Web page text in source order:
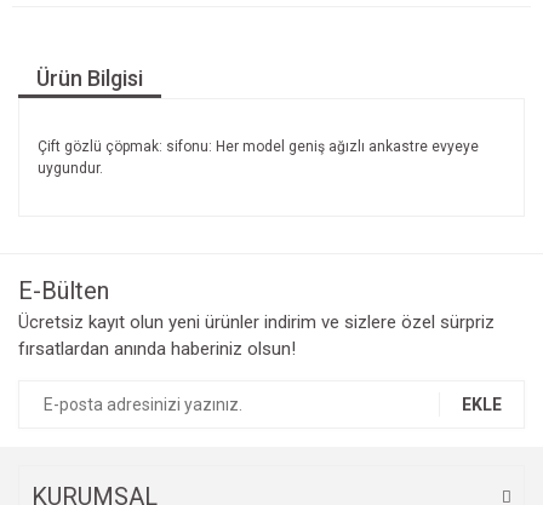
Ürün Bilgisi
Çift gözlü çöpmak: sifonu: Her model geniş ağızlı ankastre evyeye
uygundur.
E-Bülten
Ücretsiz kayıt olun yeni ürünler indirim ve sizlere özel sürpriz
fırsatlardan anında haberiniz olsun!
EKLE
KURUMSAL